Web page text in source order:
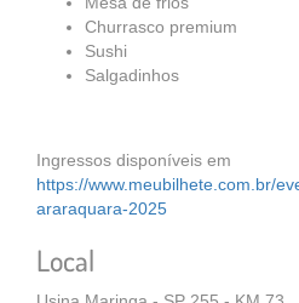
Churrasco premium
Sushi
Salgadinhos
Ingressos disponíveis em
https://www.meubilhete.com.br/
araraquara-2025
Local